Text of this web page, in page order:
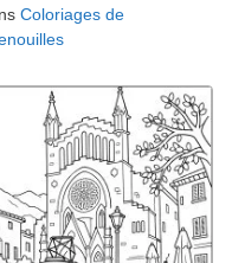
Coloriages de